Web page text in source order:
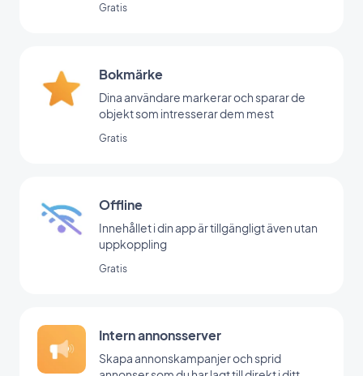
Gratis
Bokmärke
Dina användare markerar och sparar de
objekt som intresserar dem mest
Gratis
Offline
Innehållet i din app är tillgängligt även utan
uppkoppling
Gratis
Intern annonsserver
Skapa annonskampanjer och sprid